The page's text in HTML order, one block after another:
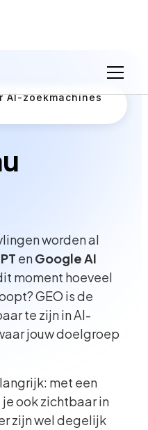
AI-zoekmachines
worden al
enGoogle AI
moment hoeveel
GEO is de
te zijn in AI-
jouw doelgroep
met een
ook zichtbaar in
zijn wel degelijk